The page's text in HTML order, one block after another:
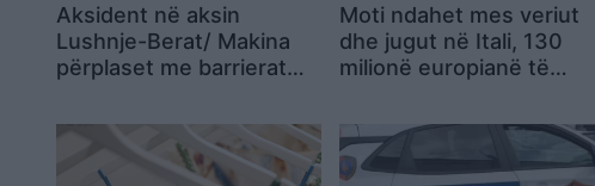
Aksident në aksin
Lushnje-Berat/ Makina
përplaset me barrierat
plagosur në spital
Moti ndahet mes veriut
dhe jugut në Itali, 130
milionë europianë të
nxehtit